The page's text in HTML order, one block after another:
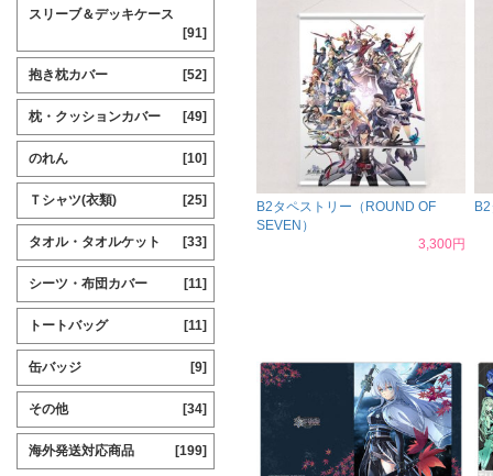
B2タペストリー（ROUND OF
SEVEN）
3,300円
スリーブ＆デッキケース
[91]
抱き枕カバー [52]
枕・クッションカバー [49]
のれん [10]
Ｔシャツ(衣類) [25]
タオル・タオルケット [33]
シーツ・布団カバー [11]
トートバッグ [11]
缶バッジ [9]
その他 [34]
海外発送対応商品 [199]